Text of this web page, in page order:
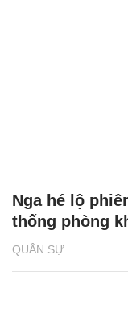
QUÂN SỰ
Nga hé lộ
thống phòng